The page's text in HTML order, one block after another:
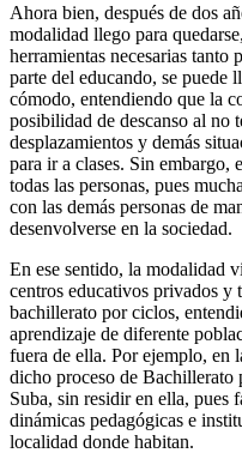
Ahora bien, después de dos
modalidad llego para
herramientas necesarias
parte del educando, se puede
cómodo, entendiendo que la
posibilidad de descanso al no
desplazamientos y demás
para ir a clases. Sin embargo,
todas las personas, pues
con las demás personas de
desenvolverse en la sociedad.
En ese sentido, la modalidad
centros educativos privados y
bachillerato por ciclos,
aprendizaje de diferente
fuera de ella. Por ejemplo, en
dicho proceso de
Suba, sin residir en ella, pues
dinámicas pedagógicas e
localidad donde habitan.